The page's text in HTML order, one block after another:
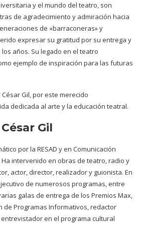
y el mundo del teatro, son
de agradecimiento y admiración hacia
de «barraconeras» y
expresar su gratitud por su entrega y
años. Su legado en el teatro
ejemplo de inspiración para las futuras
Gil, por este merecido
dedicada al arte y la educación teatral.
Gil
por la RESAD y en Comunicación
Ha intervenido en obras de teatro, radio y
actor, director, realizador y guionista. En
de numerosos programas, entre
galas de entrega de los Premios Max,
de Programas Informativos, redactor
en el programa cultural